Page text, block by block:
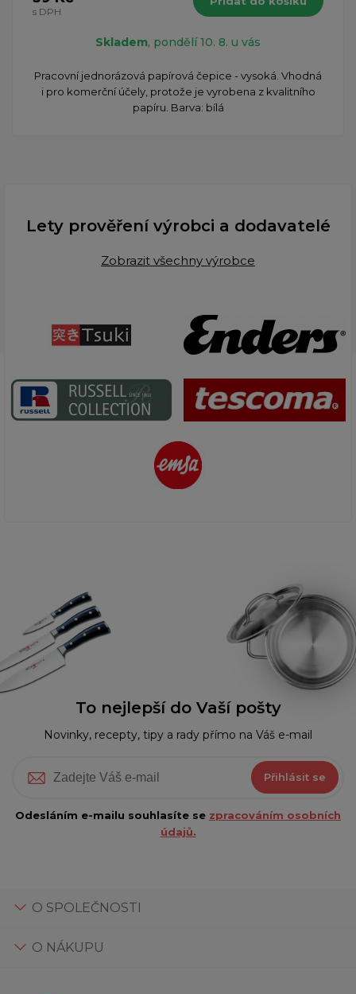
s DPH
Skladem, pondělí 10. 8. u vás
Pracovní jednorázová papírová čepice - vysoká. Vhodná
i pro komerční účely, protože je vyrobena z kvalitního
papíru. Barva: bílá
Lety prověření výrobci a dodavatelé
Zobrazit všechny výrobce
To nejlepší do Vaší pošty
Novinky, recepty, tipy a rady přímo na Váš e-mail
Přihlásit se
Odesláním e-mailu souhlasíte se zpracováním osobních
údajů.
O SPOLEČNOSTI
O NÁKUPU